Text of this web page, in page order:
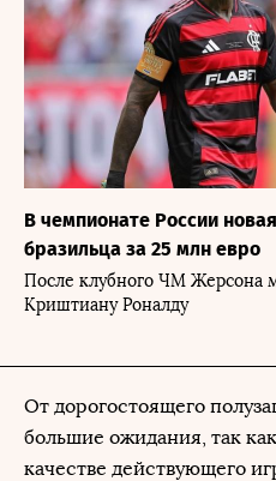
В чемпионате России
бразильца за 25 млн евро
После клубного ЧМ Жерсона
Криштиану Роналду
От дорогостоящего
большие ожидания, так
качестве действующего